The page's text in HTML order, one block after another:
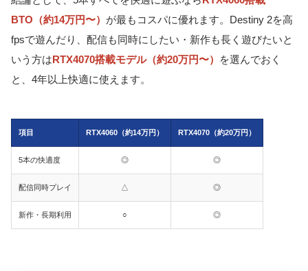
BTO（約14万円〜） が最もコスパに優れます。Destiny 2を高
fpsで遊んだり、配信も同時にしたい・新作も長く遊びたいと
いう方はRTX4070搭載モデル（約20万円〜）
を選んでおく
と、4年以上快適に使えます。
項目 RTX4060（約14万円） RTX4070（約20万円）
5本の快適度 ◎ ◎
配信同時プレイ △ ◎
新作・長期利用 ○ ◎